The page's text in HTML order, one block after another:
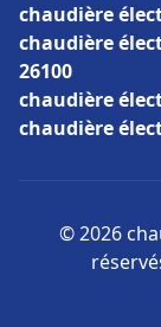
chaudière
chaudière
26100
chaudière
chaudière
© 2026